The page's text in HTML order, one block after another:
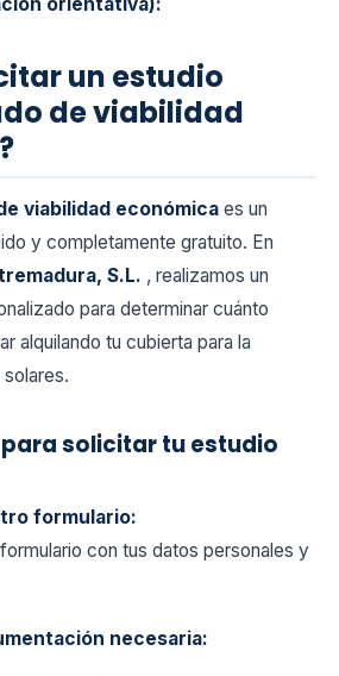
un estudio
de viabilidad
viabilidad económica es un
y completamente gratuito. En
S.L. , realizamos un
para determinar cuánto
alquilando tu cubierta para la
solicitar tu estudio
formulario:
con tus datos personales y
necesaria: